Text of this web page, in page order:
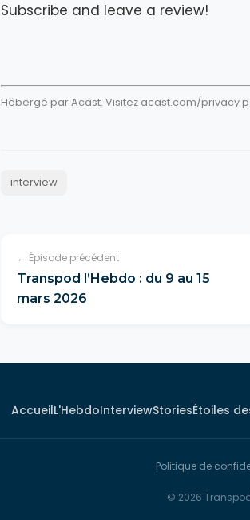
Subscribe and leave a review!
Hébergé par Acast. Visitez acast.com/privacy
interview
← Épisode précédent
Transpod l’Hebdo : du 9 au 15
mars 2026
AccueilL'HebdoInterviewStoriesÉtoiles
Politique de
© 2026